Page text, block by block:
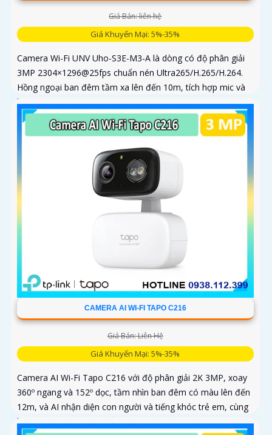
Giá Bán: liên hệ
Giá Khuyến Mại: 5%-35%
Camera Wi-Fi UNV Uho-S3E-M3-A là dòng có độ phân giải
3MP 2304×1296@25fps chuẩn nén Ultra265/H.265/H.264.
Hồng ngoại ban đêm tầm xa lên đến 10m, tích hợp mic và
loa trong phạm vi 3m
CAMERA AI WI-FI TAPO C216
Giá Bán: Liên Hệ
Giá Khuyến Mại: 5%-35%
Camera AI Wi-Fi Tapo C216 với độ phân giải 2K 3MP, xoay
360º ngang và 152º dọc, tầm nhìn ban đêm có màu lên đến
12m, và AI nhận diện con người và tiếng khóc trẻ em, cùng
khả năng theo dõi chuyển động tự động